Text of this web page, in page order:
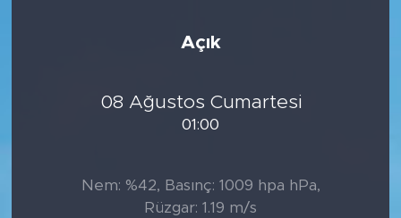
Açık
08 Ağustos Cumartesi
01:00
Nem: %42, Basınç: 1009 hpa hPa,
Rüzgar: 1.19 m/s
DİNİ